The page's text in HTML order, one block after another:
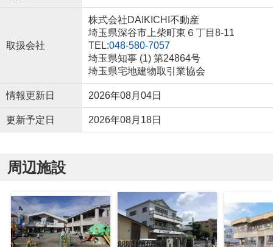
取扱会社
株式会社DAIKICHI不動産
埼玉県深谷市上柴町東６丁目8-11
TEL:048-580-7057
埼玉県知事 (1) 第24864号
埼玉県宅地建物取引業協会
情報更新日 2026年08月04日
更新予定日 2026年08月18日
周辺施設